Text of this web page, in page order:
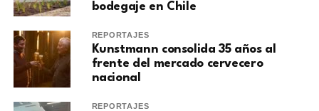
bodegaje en Chile
REPORTAJES
Kunstmann consolida 35 años al
frente del mercado cervecero
nacional
REPORTAJES